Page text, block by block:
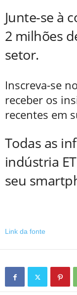
Junte-se à
2 milhões
setor.
Inscreva-se
receber os
recentes em
Todas as
indústria
seu
Link da fonte